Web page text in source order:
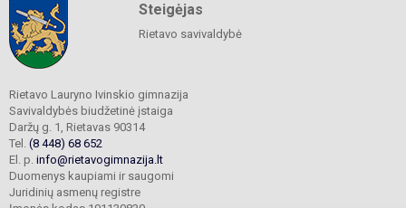
Steigėjas
Rietavo savivaldybė
Rietavo Lauryno Ivinskio gimnazija
Savivaldybės biudžetinė įstaiga
Daržų g. 1, Rietavas 90314
Tel. (8 448) 68 652
El. p. info@rietavogimnazija.lt
Duomenys kaupiami ir saugomi
Juridinių asmenų registre